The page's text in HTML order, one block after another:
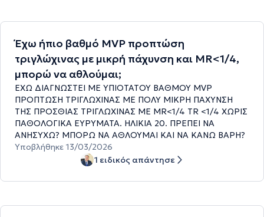
Έχω ήπιο βαθμό MVP προπτώση
τριγλώχινας με μικρή πάχυνση και MR<1/4,
μπορώ να αθλούμαι;
ΕΧΩ ΔΙΑΓΝΩΣΤΕΙ ΜΕ ΥΠΙΟΤΑΤΟΥ ΒΑΘΜΟΥ MVP
ΠΡΟΠΤΩΣΗ ΤΡΙΓΛΩΧΙΝΑΣ ΜΕ ΠΟΛΥ ΜΙΚΡΗ ΠΑΧΥΝΣΗ
ΤΗΣ ΠΡΟΣΘΙΑΣ ΤΡΙΓΛΩΧΙΝΑΣ ΜΕ MR<1/4 TR <1/4 ΧΩΡΙΣ
ΠΑΘΟΛΟΓΙΚΑ ΕΥΡΥΜΑΤΑ. ΗΛΙΚΙΑ 20. ΠΡΕΠΕΙ ΝΑ
ΑΝΗΣΥΧΩ? ΜΠΟΡΩ ΝΑ ΑΘΛΟΥΜΑΙ ΚΑΙ ΝΑ ΚΑΝΩ ΒΑΡΗ?
Υποβλήθηκε 13/03/2026
1 ειδικός απάντησε